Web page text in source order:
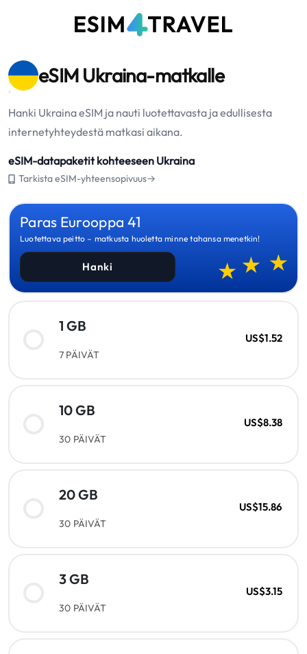
eSIM Ukraina-matkalle
Hanki Ukraina eSIM ja nauti luotettavasta ja edullisesta
internetyhteydestä matkasi aikana.
eSIM-datapaketit kohteeseen Ukraina
Tarkista eSIM-yhteensopivuus→
Paras Eurooppa 41
Luotettava peitto – matkusta huoletta minne tahansa menetkin!
Hanki
1 GB
7 PÄIVÄT
US$1.52
10 GB
30 PÄIVÄT
US$8.38
20 GB
30 PÄIVÄT
US$15.86
3 GB
30 PÄIVÄT
US$3.15